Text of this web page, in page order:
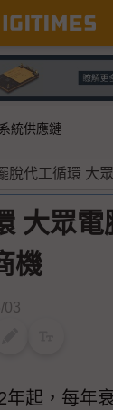
統供應鏈
大眾電
機
03
年起，每年